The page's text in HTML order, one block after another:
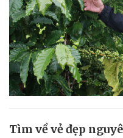
Tìm về vẻ đẹp